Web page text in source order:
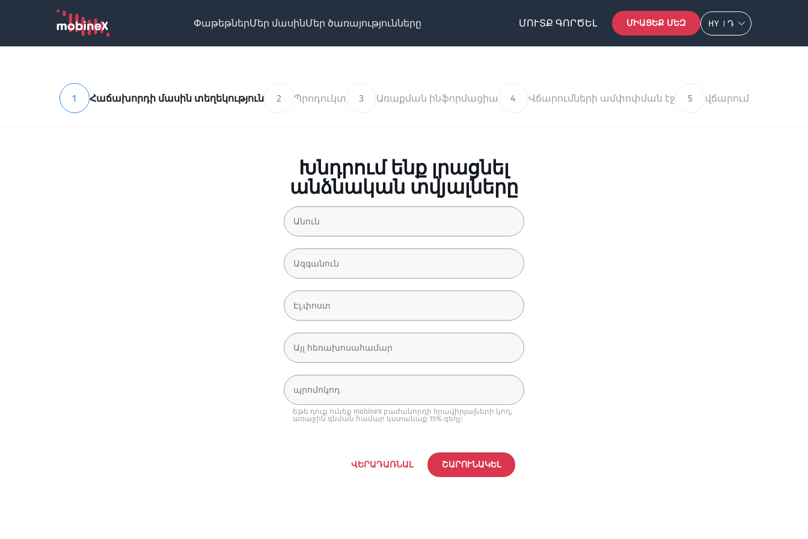
ՓաթեթներՄեր մասինՄեր ծառայությունները ՄՈՒՏՔ ԳՈՐԾԵԼ ՄԻԱՑԵՔ ՄԵԶ HY Դ
1 Հաճախորդի մասին տեղեկություն 2 Պրոդուկտ 3 Առաքման ինֆորմացիա 4 Վճարումների ամփոփման էջ 5 վճարում
Խնդրում ենք լրացնել
անձնական տվյալները
Եթե դուք ունեք mobineX բաժանորդի hրավիրյալների կոդ,
առաջին գնման համար կստանաք 15% զեղչ:
ՎԵՐԱԴԱՌՆԱԼ ՇԱՐՈՒՆԱԿԵԼ